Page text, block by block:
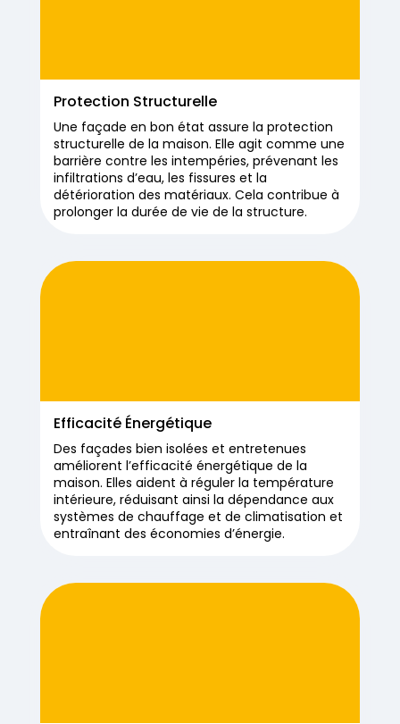
Protection Structurelle
Une façade en bon état assure la protection
structurelle de la maison. Elle agit comme une
barrière contre les intempéries, prévenant les
infiltrations d’eau, les fissures et la
détérioration des matériaux. Cela contribue à
prolonger la durée de vie de la structure.
Efficacité Énergétique
Des façades bien isolées et entretenues
améliorent l’efficacité énergétique de la
maison. Elles aident à réguler la température
intérieure, réduisant ainsi la dépendance aux
systèmes de chauffage et de climatisation et
entraînant des économies d’énergie.